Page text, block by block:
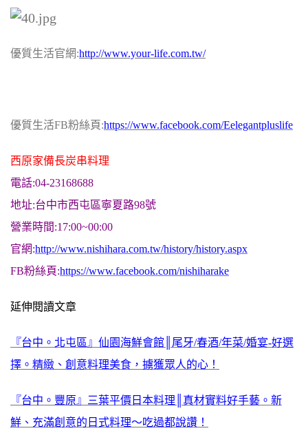
優質生活官網:http://www.your-life.com.tw/
優質生活FB粉絲頁:https://www.facebook.com/Eelegantpluslife
西原家備長炭串料理
電話:04-23168688
地址:台中市西屯區寧夏路98號
營業時間:17:00~00:00
官網:http://www.nishihara.com.tw/history/history.aspx
FB粉絲頁:https://www.facebook.com/nishiharake
延伸閱讀文章
『台中。北屯區』仙園海鮮會館║尾牙/春酒/年菜/婚宴-好選
擇。精緻、創意料理美食，擄獲眾人的心！
『台中。豐原』三葉平價日本料理║真材實料好手藝。新
鮮、充滿創意的日式料理～吃過都說讚！